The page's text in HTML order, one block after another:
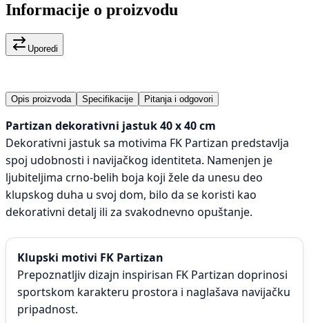
Informacije o proizvodu
Uporedi
Opis proizvoda Specifikacije Pitanja i odgovori
Partizan dekorativni jastuk 40 x 40 cm
Dekorativni jastuk sa motivima FK Partizan predstavlja
spoj udobnosti i navijačkog identiteta. Namenjen je
ljubiteljima crno-belih boja koji žele da unesu deo
klupskog duha u svoj dom, bilo da se koristi kao
dekorativni detalj ili za svakodnevno opuštanje.
Klupski motivi FK Partizan
Prepoznatljiv dizajn inspirisan FK Partizan doprinosi
sportskom karakteru prostora i naglašava navijačku
pripadnost.